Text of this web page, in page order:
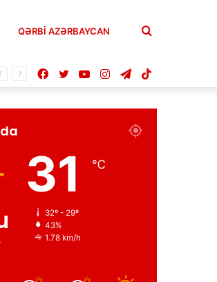
QƏRBİ AZƏRBAYCAN Axtar
Telegram
Instagram
YouTube
Twitter
Facebook
31 ℃
32º - 29º
43%
1.78 km/h